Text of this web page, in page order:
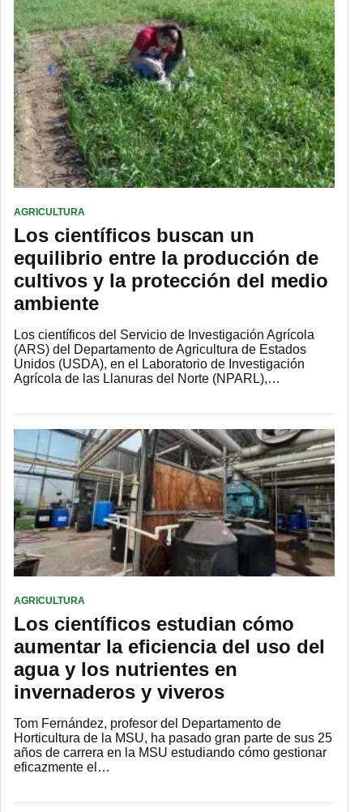
AGRICULTURA
Los científicos buscan un
equilibrio entre la producción de
cultivos y la protección del medio
ambiente
Los científicos del Servicio de Investigación Agrícola
(ARS) del Departamento de Agricultura de Estados
Unidos (USDA), en el Laboratorio de Investigación
Agrícola de las Llanuras del Norte (NPARL),…
AGRICULTURA
Los científicos estudian cómo
aumentar la eficiencia del uso del
agua y los nutrientes en
invernaderos y viveros
Tom Fernández, profesor del Departamento de
Horticultura de la MSU, ha pasado gran parte de sus 25
años de carrera en la MSU estudiando cómo gestionar
eficazmente el…